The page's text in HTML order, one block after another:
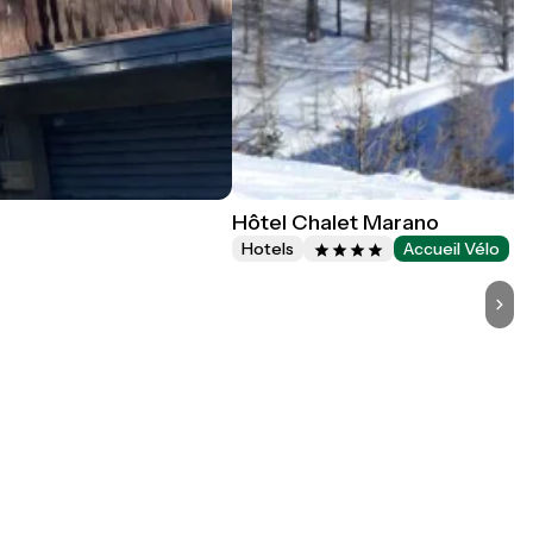
Hôtel Chalet Marano
Hotels Accueil Vélo